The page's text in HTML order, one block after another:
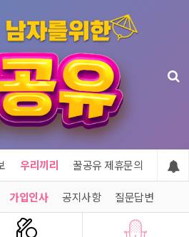
우리끼리 꿀공유 제휴문의
가입인사 공지사항 질문답변